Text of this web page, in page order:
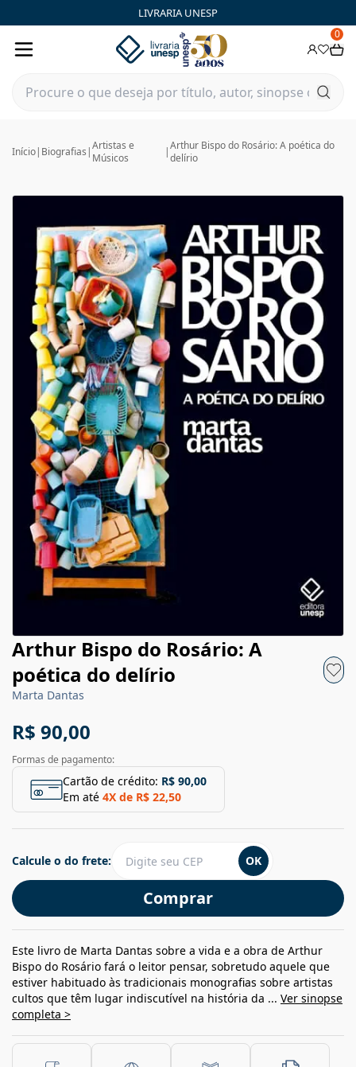
LIVRARIA UNESP
0
Início| Biografias |Artistas e
Músicos
|Arthur Bispo do Rosário: A poética do
delírio
Arthur Bispo do Rosário: A
poética do delírio
Marta Dantas
R$ 90,00
Formas de pagamento:
Cartão de crédito: R$ 90,00
Em até 4X de R$ 22,50
Comprar
Calcule o do frete: OK
Este livro de Marta Dantas sobre a vida e a obra de Arthur
Bispo do Rosário fará o leitor pensar, sobretudo aquele que
estiver habituado às tradicionais monografias sobre artistas
cultos que têm lugar indiscutível na história da ... Ver sinopse
completa >